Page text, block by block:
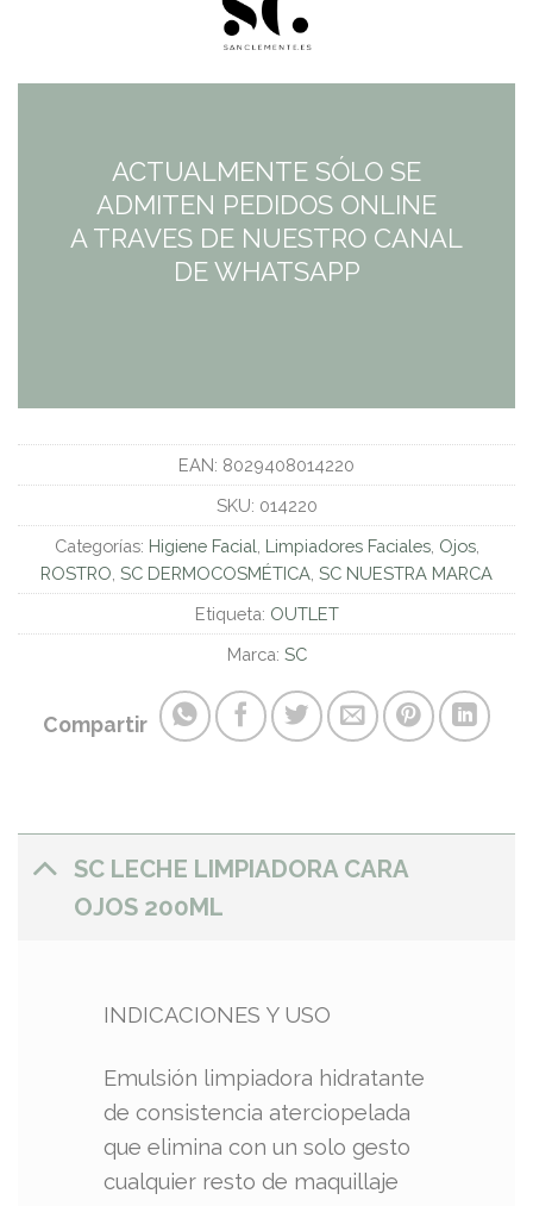
ACTUALMENTE SÓLO SE
ADMITEN PEDIDOS ONLINE
A TRAVES DE NUESTRO CANAL
DE WHATSAPP
EAN: 8029408014220
SKU: 014220
Categorías: Higiene Facial Limpiadores Faciales, Ojos,
ROSTRO SC DERMOCOSMÉTICA SC NUESTRA MARCA
Etiqueta: OUTLET
Marca: SC
Compartir
SC LECHE LIMPIADORA CARA
OJOS 200ML
INDICACIONES Y USO
Emulsión limpiadora hidratante
de consistencia aterciopelada
que elimina con un solo gesto
cualquier resto de maquillaje